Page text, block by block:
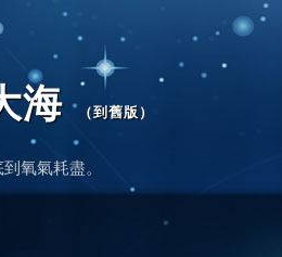
海 （到舊版 ）
氧氣耗盡。